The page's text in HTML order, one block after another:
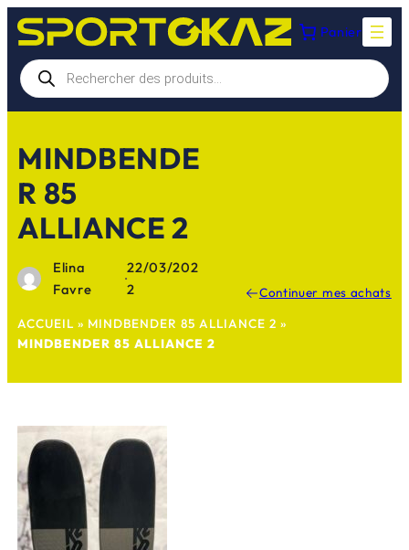
Aller
au
contenu
Panier
Recherche
de
produits
MINDBENDE
R 85
ALLIANCE 2
Elina
Favre
·
22/03/202
2
Continuer mes achats
ACCUEIL » MINDBENDER 85 ALLIANCE 2 »
MINDBENDER 85 ALLIANCE 2